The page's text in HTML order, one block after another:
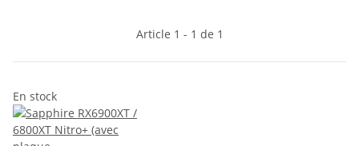
Article 1 - 1 de 1
En stock